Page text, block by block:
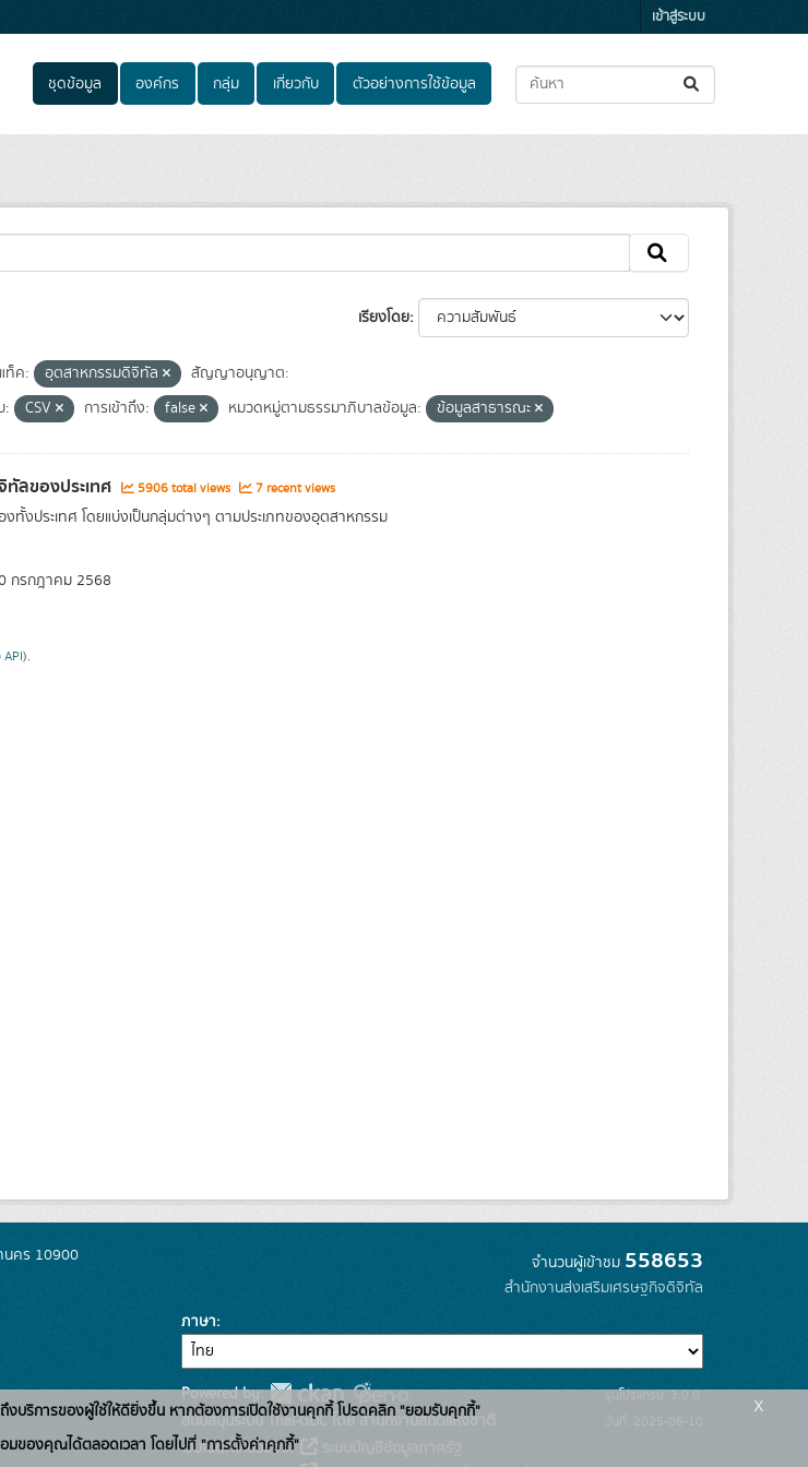
เข้าสู่ระบบ
ชุดข้อมูล องค์กร กลุ่ม เกี่ยวกับ ตัวอย่างการใช้ข้อมูล
เรียงโดย
แท็ค: อุตสาหกรรมดิจิทัล
สัญญาอนุญาต:
: CSV การเข้าถึง: false หมวดหมู่ตามธรรมาภิบาลข้อมูล: ข้อมูลสาธารณะ
ลของประเทศ 5906 total views 7 recent views
งประเทศ โดยแบ่งเป็นกลุ่มต่างๆ ตามประเภทของอุตสาหกรรม
กรกฎาคม 2568
).
นคร 10900
จำนวนผู้เข้าชม 558653
สำนักงานส่งเสริมเศรษฐกิจดิจิทัล
ภาษา
Powered by:
สนับสนุนระบบ Thai-GDC โดย สำนักงานสถิติแห่งชาติ
เว็บไซต์ที่เกี่ยวข้อง:
รุ่นโปรแกรม: 3.0.0
วันที่: 2025-06-10
งบริการของผู้ใช้ให้ดียิ่งขึ้น หากต้องการเปิดใช้งานคุกกี้ โปรดคลิก "ยอมรับคุกกี้"
ของคุณได้ตลอดเวลา โดยไปที่ "การตั้งค่าคุกกี้"
x